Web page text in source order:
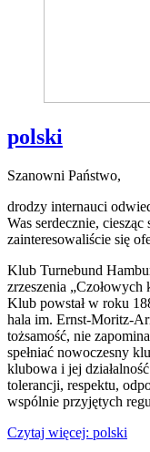
polski
Szanowni Państwo,
drodzy internauci
Was serdecznie,
zainteresowaliście się
Klub Turnebund
zrzeszenia
Klub powstał w roku
hala im. Ernst-Moritz-
tożsamość, nie
spełniać nowoczesny
klubowa i jej
tolerancji, respektu,
wspólnie przyjętych
Czytaj więcej: polski